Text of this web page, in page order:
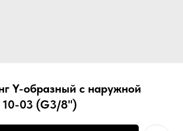
Y-образный с наружной
10-03 (G3/8")